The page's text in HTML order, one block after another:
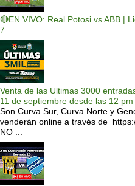
🔴EN VIVO: Real Potosi vs ABB |
7
Venta de las Ultimas 3000
11 de septiembre desde las 12
Son Curva Sur, Curva Norte y
venderán online a través de
NO ...